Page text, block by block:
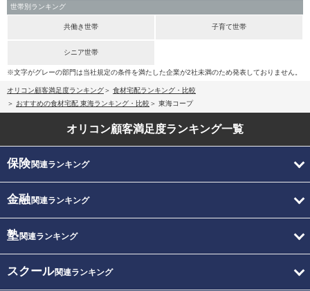
世帯別ランキング
共働き世帯 子育て世帯
シニア世帯
※文字がグレーの部門は当社規定の条件を満たした企業が2社未満のため発表しておりません。
オリコン顧客満足度ランキング
食材宅配ランキング・比較
おすすめの食材宅配 東海ランキング・比較
東海コープ
オリコン顧客満足度ランキング一覧
保険関連ランキング
金融関連ランキング
塾関連ランキング
スクール関連ランキング